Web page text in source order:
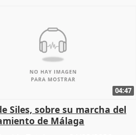
04:47
Siles, sobre su marcha del
de Málaga